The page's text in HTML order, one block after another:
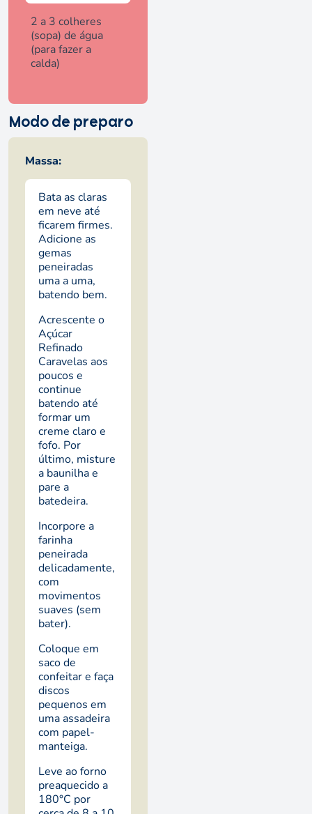
2 a 3 colheres
(sopa) de água
(para fazer a
calda)
Modo de preparo
Massa:
Bata as claras
em neve até
ficarem firmes.
Adicione as
gemas
peneiradas
uma a uma,
batendo bem.
Acrescente o
Açúcar
Refinado
Caravelas aos
poucos e
continue
batendo até
formar um
creme claro e
fofo. Por
último, misture
a baunilha e
pare a
batedeira.
Incorpore a
farinha
peneirada
delicadamente,
com
movimentos
suaves (sem
bater).
Coloque em
saco de
confeitar e faça
discos
pequenos em
uma assadeira
com papel-
manteiga.
Leve ao forno
preaquecido a
180°C por